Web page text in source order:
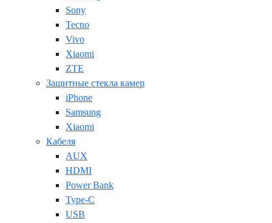
Sony
Tecno
Vivo
Xiaomi
ZTE
Защитные стекла камер
iPhone
Samsung
Xiaomi
Кабеля
AUX
HDMI
Power Bank
Type-C
USB